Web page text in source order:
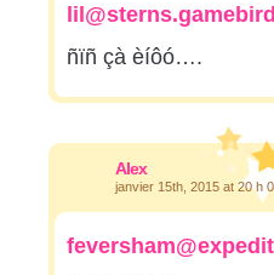
lil@sterns.gamebird
ñïñ çà èíôó….
Alex
janvier 15th, 2015 at 20 h